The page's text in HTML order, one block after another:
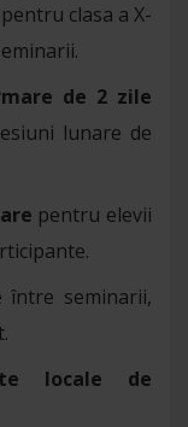
clasa a X-
de 2 zile
lunare de
pentru elevii
între seminarii,
locale de